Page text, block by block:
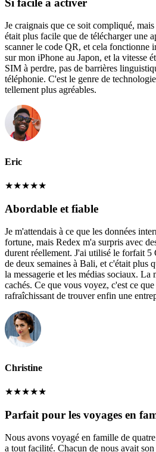
Je craignais que ce soit compliqué,
était plus facile que de télécharger une
scanner le code QR, et cela fonctionne
sur mon iPhone au Japon, et la vitesse
SIM à perdre, pas de barrières
téléphonie. C'est le genre de
tellement plus agréables.
Eric
★★★★★
Abordable et fiable
Je m'attendais à ce que les données
fortune, mais Redex m'a surpris avec
durent réellement. J'ai utilisé le forfait 5
de deux semaines à Bali, et c'était plus
la messagerie et les médias sociaux. La
cachés. Ce que vous voyez, c'est ce
rafraîchissant de trouver enfin une
Christine
★★★★★
Parfait pour les voyages en
Nous avons voyagé en famille de
a tout facilité. Chacun de nous avait